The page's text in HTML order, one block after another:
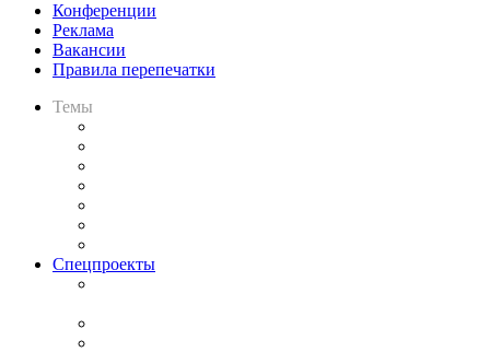
Конференции
Реклама
Вакансии
Правила перепечатки
Темы
Спецпроекты